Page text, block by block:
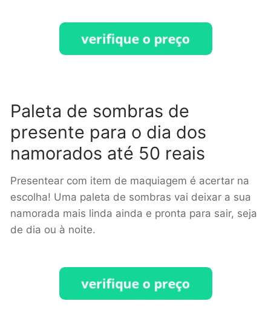
Paleta de sombras de
presente para o dia dos
namorados até 50 reais
Presentear com item de maquiagem é acertar na
escolha! Uma paleta de sombras vai deixar a sua
namorada mais linda ainda e pronta para sair, seja
de dia ou à noite.